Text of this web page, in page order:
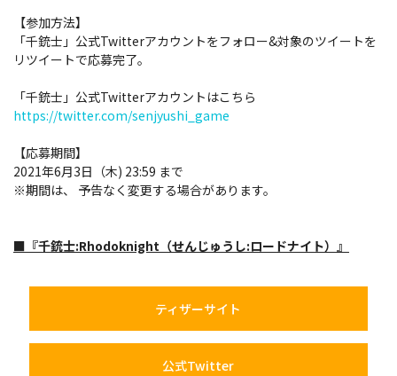
【参加方法】
「千銃士」公式Twitterアカウントをフォロー&対象のツイートを
リツイートで応募完了。
「千銃士」公式Twitterアカウントはこちら
https://twitter.com/senjyushi_game
【応募期間】
2021年6月3日（木) 23:59 まで
※期間は、 予告なく変更する場合があります。
■『千銃士:Rhodoknight（せんじゅうし:ロードナイト）』
ティザーサイト
公式Twitter